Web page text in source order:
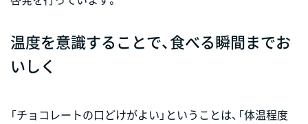
温度を意識することで、食べる瞬間までお
いしく
「チョコレートの口どけがよい」ということは、「体温程度